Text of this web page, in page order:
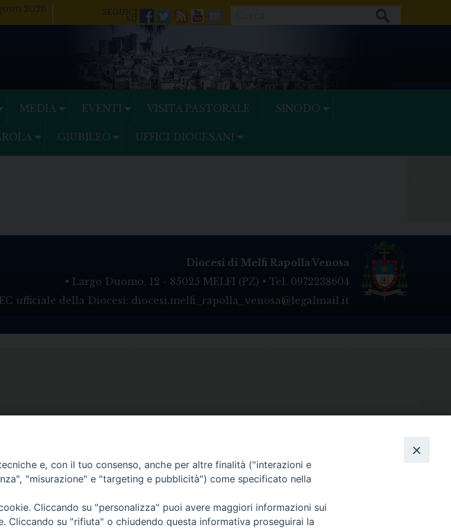
2026
Facebook
Twitter
FeedsYoutube
Mail
MEDIA EVENTI VISITA PASTORALE SINODO
GIUBILEO UFFICI DIOCESANI
Diocesi di Melfi Rapolla Venosa
• Largo Duomo, 12 - 85025 MELFI (PZ) • Tel. 0972238604
ufficiale della Diocesi: diocesi.melfi_rapolla_venosa@legalmail.it
e, con il tuo consenso, anche per altre finalità ("interazioni e
"misurazione" e "targeting e pubblicità") come specificato nella
Cliccando su "personalizza" puoi avere maggiori informazioni sui
Cliccando su "rifiuta" o chiudendo questa informativa proseguirai la